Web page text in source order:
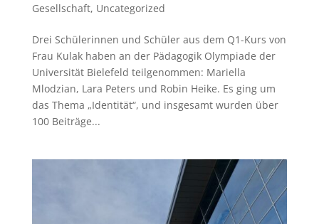
Gesellschaft, Uncategorized
Drei Schülerinnen und Schüler aus dem Q1-Kurs von
Frau Kulak haben an der Pädagogik Olympiade der
Universität Bielefeld teilgenommen: Mariella
Mlodzian, Lara Peters und Robin Heike. Es ging um
das Thema „Identität“, und insgesamt wurden über
100 Beiträge...